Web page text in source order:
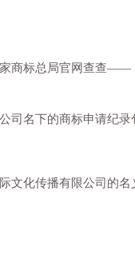
商标总局官网查查——
司名下的商标申请纪
文化传播有限公司的名